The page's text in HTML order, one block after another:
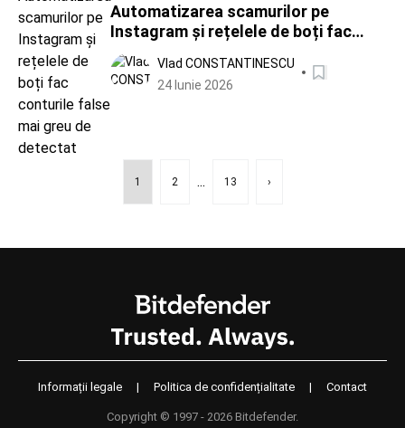
Automatizarea scamurilor pe
Instagram și rețelele de boți fac
conturile false mai greu de detectat
Vlad CONSTANTINESCU
24 Iunie 2026
1 2 ... 13 ›
Informații legale | Politica de confidențialitate | Contact
Copyright © 1997 - 2026 Bitdefender.